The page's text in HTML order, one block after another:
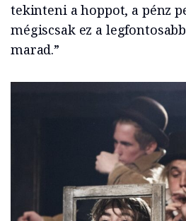
tekinteni a hoppot, a pénz
mégiscsak ez a
marad.”